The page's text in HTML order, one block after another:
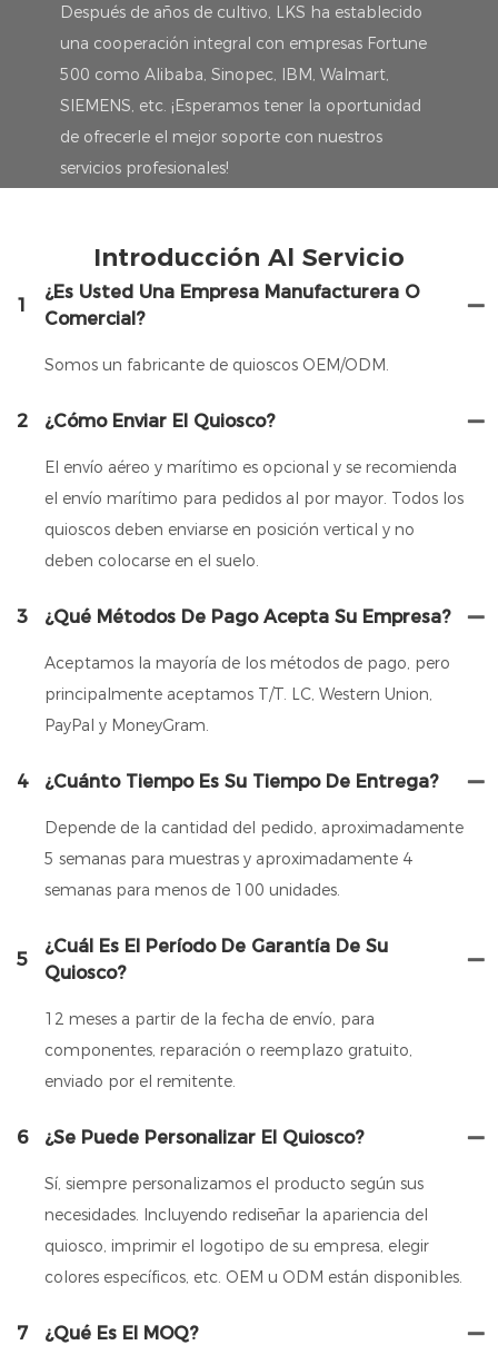
Después de años de cultivo, LKS ha establecido
una cooperación integral con empresas Fortune
500 como Alibaba, Sinopec, IBM, Walmart,
SIEMENS, etc. ¡Esperamos tener la oportunidad
de ofrecerle el mejor soporte con nuestros
servicios profesionales!
Introducción Al Servicio
1
¿Es Usted Una Empresa Manufacturera O
Comercial?
Somos un fabricante de quioscos OEM/ODM.
2 ¿Cómo Enviar El Quiosco?
El envío aéreo y marítimo es opcional y se recomienda
el envío marítimo para pedidos al por mayor. Todos los
quioscos deben enviarse en posición vertical y no
deben colocarse en el suelo.
3 ¿Qué Métodos De Pago Acepta Su Empresa?
Aceptamos la mayoría de los métodos de pago, pero
principalmente aceptamos T/T. LC, Western Union,
PayPal y MoneyGram.
4 ¿Cuánto Tiempo Es Su Tiempo De Entrega?
Depende de la cantidad del pedido, aproximadamente
5 semanas para muestras y aproximadamente 4
semanas para menos de 100 unidades.
5
¿Cuál Es El Período De Garantía De Su
Quiosco?
12 meses a partir de la fecha de envío, para
componentes, reparación o reemplazo gratuito,
enviado por el remitente.
6 ¿Se Puede Personalizar El Quiosco?
Sí, siempre personalizamos el producto según sus
necesidades. Incluyendo rediseñar la apariencia del
quiosco, imprimir el logotipo de su empresa, elegir
colores específicos, etc. OEM u ODM están disponibles.
7 ¿Qué Es El MOQ?